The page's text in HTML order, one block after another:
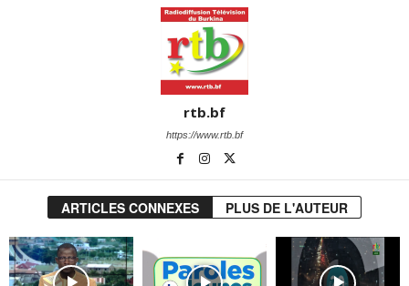
rtb.bf
https://www.rtb.bf
ARTICLES CONNEXES PLUS DE L'AUTEUR